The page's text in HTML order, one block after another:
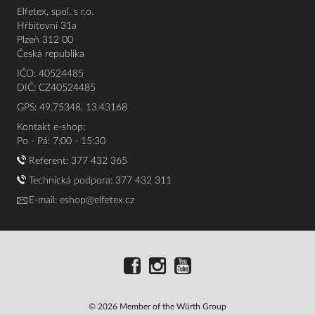
Elfetex, spol. s r.o.
Hřbitovní 31a
Plzeň 312 00
Česká republika
IČO: 40524485
DIČ: CZ40524485
GPS: 49.75348, 13.43168
Kontakt e-shop:
Po - Pá: 7:00 - 15:30
Referent: 377 432 365
Technická podpora: 377 432 311
E-mail: eshop@elfetex.cz
© 2026 Member of the Würth Group